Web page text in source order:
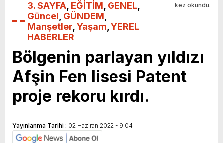
3. SAYFA EĞİTİM GENEL
Güncel GÜNDEM
Manşetler Yaşam YEREL
HABERLER
kez okundu.
Bölgenin parlayan yıldızı
Afşin Fen lisesi Patent
proje rekoru kırdı.
Yayınlanma Tarihi : 02 Haziran 2022 - 9:04